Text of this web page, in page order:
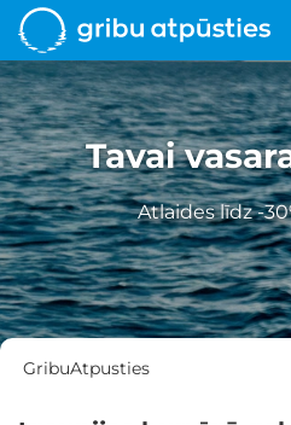
Tavai
Atlaides līdz -
GribuAtpusties